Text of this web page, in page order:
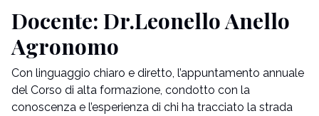
Docente: Dr.Leonello Anello
Agronomo
Con linguaggio chiaro e diretto, l’appuntamento annuale
del Corso di alta formazione, condotto con la
conoscenza e l’esperienza di chi ha tracciato la strada